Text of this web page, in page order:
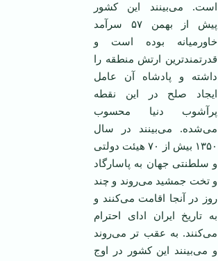
است. می‌بینند این کشور
پیش از بهمن ۵۷ سرآمد
خاورمیانه بوده است و
قدرتمندترین ارتش منطقه را
داشته و پادشاه آن عامل
ایجاد صلح در این نقطه
پرآشوب دنیا محسوب
می‌شده. می‌بینند در سال
۱۳۵۰ بیش از ۷۰ هیئت دولتی
و سلطنتی جهان به پاسارگاد
و تخت جمشید می‌روند و چند
روز در آنجا اقامت می‌کنند و
به تاریخ ایران ادای احترام
می‌کنند. به عقب تر می‌روند
و می‌بینند این کشور در اوج